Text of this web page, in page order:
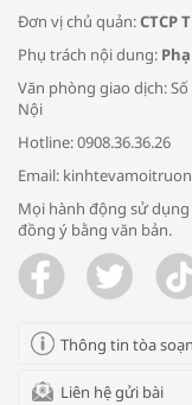
Đơn vị chủ quản:CTCP
Phụ trách nội dung:
Văn phòng giao dịch: Số
Nội
Hotline: 0908.36.36.26
Email:
Mọi hành động sử
đồng ý bằng văn bản.
Thông tin tòa soạn
Liên hệ gửi bài